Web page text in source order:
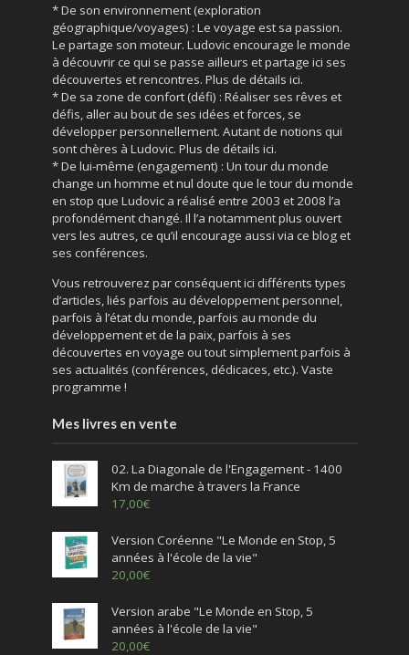
* De son environnement (exploration
géographique/voyages) : Le voyage est sa passion.
Le partage son moteur. Ludovic encourage le monde
à découvrir ce qui se passe ailleurs et partage ici ses
découvertes et rencontres. Plus de détails ici.
* De sa zone de confort (défi) : Réaliser ses rêves et
défis, aller au bout de ses idées et forces, se
développer personnellement. Autant de notions qui
sont chères à Ludovic. Plus de détails ici.
* De lui-même (engagement) : Un tour du monde
change un homme et nul doute que le tour du monde
en stop que Ludovic a réalisé entre 2003 et 2008 l’a
profondément changé. Il l’a notamment plus ouvert
vers les autres, ce qu’il encourage aussi via ce blog et
ses conférences.
Vous retrouverez par conséquent ici différents types
d’articles, liés parfois au développement personnel,
parfois à l’état du monde, parfois au monde du
développement et de la paix, parfois à ses
découvertes en voyage ou tout simplement parfois à
ses actualités (conférences, dédicaces, etc.). Vaste
programme !
Mes livres en vente
02. La Diagonale de l'Engagement - 1400
Km de marche à travers la France
17,00€
Version Coréenne "Le Monde en Stop, 5
années à l'école de la vie"
20,00€
Version arabe "Le Monde en Stop, 5
années à l'école de la vie"
20,00€